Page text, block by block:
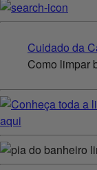
Cuidado da
Como limpar